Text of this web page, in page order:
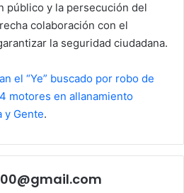
público y la persecución del
colaboración con el
la seguridad ciudadana.
el “Ye” buscado por robo de
motores en allanamiento
y Gente.